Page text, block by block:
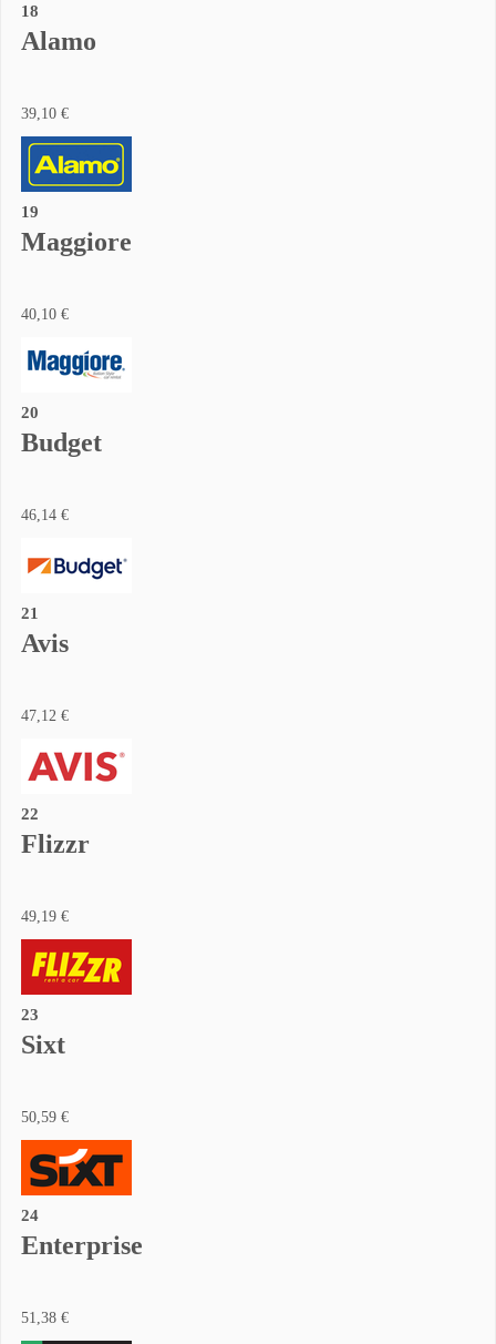
18
Alamo
39,10 €
19
Maggiore
40,10 €
20
Budget
46,14 €
21
Avis
47,12 €
22
Flizzr
49,19 €
23
Sixt
50,59 €
24
Enterprise
51,38 €